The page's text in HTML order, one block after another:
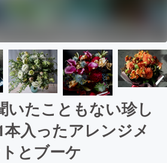
いたこともない珍し
入ったアレンジメ
とブーケ